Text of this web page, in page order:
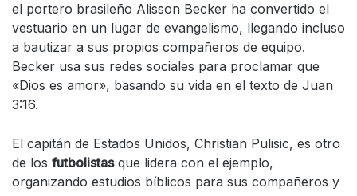
el portero brasileño Alisson Becker ha convertido el
vestuario en un lugar de evangelismo, llegando incluso
a bautizar a sus propios compañeros de equipo.
Becker usa sus redes sociales para proclamar que
«Dios es amor», basando su vida en el texto de Juan
3:16.
El capitán de Estados Unidos, Christian Pulisic, es otro
de los futbolistasque lidera con el ejemplo,
organizando estudios bíblicos para sus compañeros y